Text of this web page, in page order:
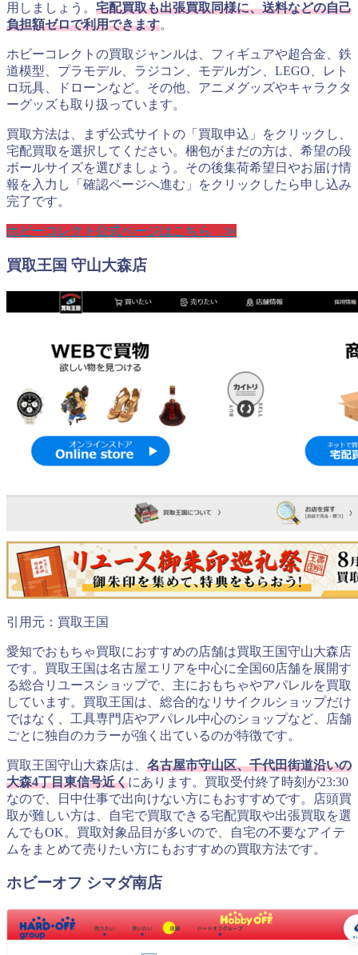
用しましょう。 宅配買取も出張買取同様に、送料などの自己
負担額ゼロで利用できます。
ホビーコレクトの買取ジャンルは、フィギュアや超合金、鉄
道模型、プラモデル、ラジコン、モデルガン、LEGO、レト
ロ玩具、ドローンなど。その他、アニメグッズやキャラクタ
ーグッズも取り扱っています。
買取方法は、まず公式サイトの「買取申込」をクリックし、
宅配買取を選択してください。梱包がまだの方は、希望の段
ボールサイズを選びましょう。その後集荷希望日やお届け情
報を入力し「確認ページへ進む」をクリックしたら申し込み
完了です。
ホビーコレクト公式ページはこちら ≫
買取王国 守山大森店
引用元：買取王国
愛知でおもちゃ買取におすすめの店舗は買取王国守山大森店
です。買取王国は名古屋エリアを中心に全国60店舗を展開す
る総合リユースショップで、主におもちゃやアパレルを買取
しています。買取王国は、総合的なリサイクルショップだけ
ではなく、工具専門店やアパレル中心のショップなど、店舗
ごとに独自のカラーが強く出ているのが特徴です。
買取王国守山大森店は、 名古屋市守山区、千代田街道沿いの
大森4丁目東信号近くにあります。買取受付終了時刻が23:30
なので、日中仕事で出向けない方にもおすすめです。店頭買
取が難しい方は、自宅で買取できる宅配買取や出張買取を選
んでもOK。買取対象品目が多いので、自宅の不要なアイテ
ムをまとめて売りたい方にもおすすめの買取方法です。
ホビーオフ シマダ南店